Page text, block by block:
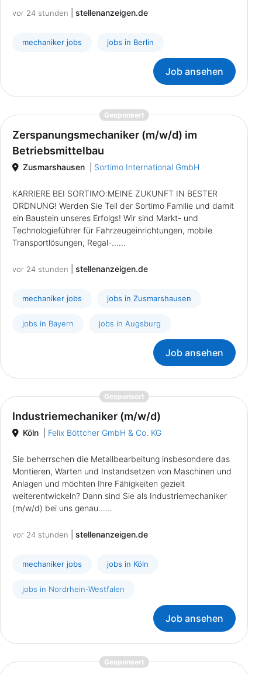
vor 24 stunden stellenanzeigen.de
mechaniker jobs jobs in Berlin
Job ansehen
Gesponsert{prompt.job}
Zerspanungsmechaniker (m/w/d) im
Betriebsmittelbau
Zusmarshausen Sortimo International GmbH
KARRIERE BEI SORTIMO:MEINE ZUKUNFT IN BESTER
ORDNUNG! Werden Sie Teil der Sortimo Familie und damit
ein Baustein unseres Erfolgs! Wir sind Markt- und
Technologieführer für Fahrzeugeinrichtungen, mobile
Transportlösungen, Regal-......
vor 24 stunden stellenanzeigen.de
mechaniker jobs jobs in Zusmarshausen
jobs in Bayern jobs in Augsburg
Job ansehen
Gesponsert{prompt.job}
Industriemechaniker (m/w/d)
Köln Felix Böttcher GmbH & Co. KG
Sie beherrschen die Metallbearbeitung insbesondere das
Montieren, Warten und Instandsetzen von Maschinen und
Anlagen und möchten Ihre Fähigkeiten gezielt
weiterentwickeln? Dann sind Sie als Industriemechaniker
(m/w/d) bei uns genau......
vor 24 stunden stellenanzeigen.de
mechaniker jobs jobs in Köln
jobs in Nordrhein-Westfalen
Job ansehen
Gesponsert{prompt.job}